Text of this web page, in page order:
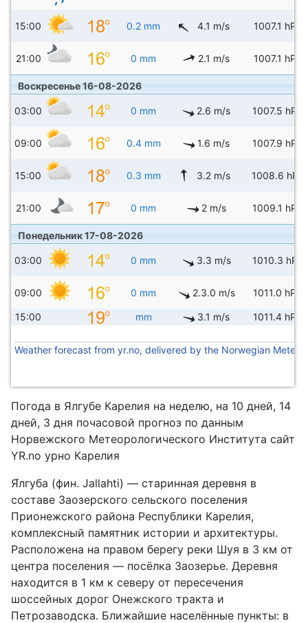
15:00 0.2 mm 4.1 m/s 1007.1 hPa
21:00 0 mm 2.1 m/s 1007.1 hPa
Воскресенье 16-08-2026
03:00 0 mm 2.6 m/s 1007.5 hPa
09:00 0.4 mm 1.6 m/s 1007.9 hPa
15:00 0.3 mm 3.2 m/s 1008.6 hPa
21:00 0 mm 2 m/s 1009.1 hPa
Понедельник 17-08-2026
03:00 0 mm 3.3 m/s 1010.3 hPa
09:00 0 mm 2.3.0 m/s 1011.0 hPa
15:00 mm 3.1 m/s 1011.4 hPa
Weather forecast from yr.no, delivered by the Norwegian
Погода в Ялгубе Карелия на неделю, на 10 дней, 14
дней, 3 дня почасовой прогноз по данным
Норвежского Метеорологического Института сайт
YR.no урно Карелия
Я́лгуба (фин. Jallahti) — старинная деревня в
составе Заозерского сельского поселения
Прионежского района Республики Карелия,
комплексный памятник истории и архитектуры.
Расположена на правом берегу реки Шуя в 3 км от
центра поселения — посёлка Заозерье. Деревня
находится в 1 км к северу от пересечения
шоссейных дорог Онежского тракта и
Петрозаводска. Ближайшие населённые пункты: в